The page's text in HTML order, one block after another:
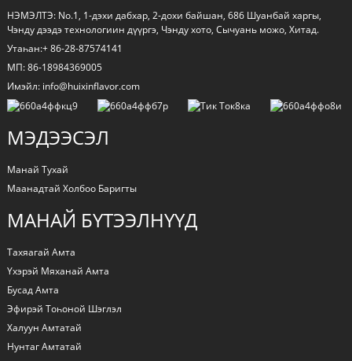
НЭМЭЛТЭ: No.1, 1-дэхи дабхар, 2-дохи байшан, 686 Шуанбай харгы,
Чэнду дээдэ технологиин дүүргэ, Чэнду хото, Сычуань можо, Хитад.
Утаһан:+ 86-28-87574141
МП: 86-18984369005
Имэйл: info@huixinflavor.com
МЭДЭЭСЭЛ
Манай Тухай
Маанадтай Холбоо Баригты
МАНАЙ БҮТЭЭЛНҮҮД
Тахяагай Амта
Үхэрэй Мяханай Амта
Бусад Амта
Эфирэй Тоһоной Шэглэл
Халуун Амтатай
Нунтаг Амтатай